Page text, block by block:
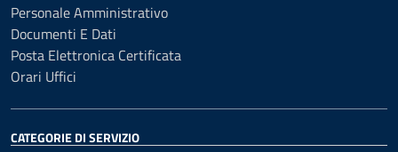
Personale Amministrativo
Documenti E Dati
Posta Elettronica Certificata
Orari Uffici
CATEGORIE DI SERVIZIO